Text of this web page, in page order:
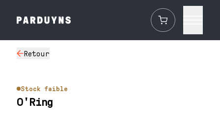
Retour
Stock faible
O'Ring